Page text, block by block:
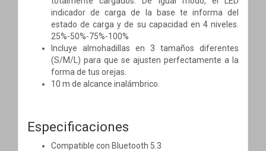
indicador de carga de la base te informa del
estado de carga y de su capacidad en 4 niveles.
25%-50%-75%-100%
Incluye almohadillas en 3 tamaños diferentes
(S/M/L) para que se ajusten perfectamente a la
forma de tus orejas.
10 m de alcance inalámbrico.
Especificaciones
Compatible con Bluetooth 5.3